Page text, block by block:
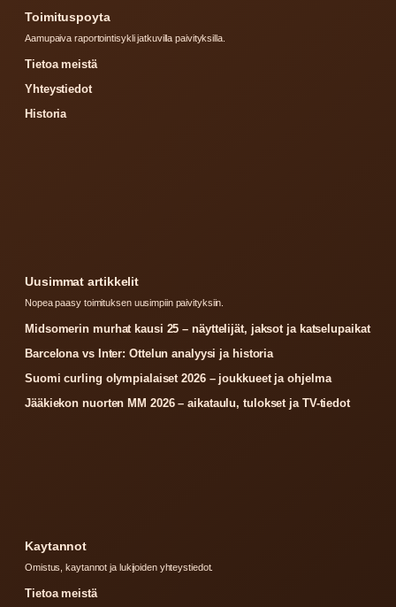
Toimituspoyta
Aamupaiva raportointisykli jatkuvilla paivityksilla.
Tietoa meistä
Yhteystiedot
Historia
Uusimmat artikkelit
Nopea paasy toimituksen uusimpiin paivityksiin.
Midsomerin murhat kausi 25 – näyttelijät, jaksot ja katselupaikat
Barcelona vs Inter: Ottelun analyysi ja historia
Suomi curling olympialaiset 2026 – joukkueet ja ohjelma
Jääkiekon nuorten MM 2026 – aikataulu, tulokset ja TV-tiedot
Kaytannot
Omistus, kaytannot ja lukijoiden yhteystiedot.
Tietoa meistä